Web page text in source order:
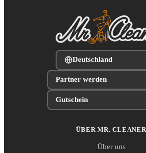
Deutschland
Partner werden
Gutschein
ÜBER MR. CLEANER
Über uns